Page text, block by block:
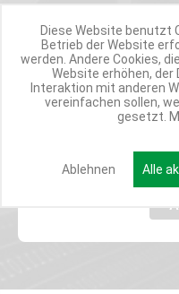
Werde Teil der
Verpasse nie wieder
Diese Website benutzt
Betrieb der Website
werden. Andere Cookies,
Website erhöhen, der
Interaktion mit anderen
vereinfachen sollen,
gesetzt.
Ablehnen Alle